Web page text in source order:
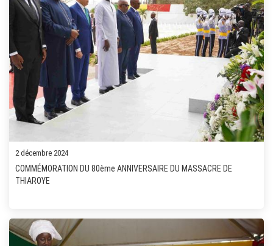
2 décembre 2024
COMMÉMORATION DU 80ème ANNIVERSAIRE DU MASSACRE DE
THIAROYE